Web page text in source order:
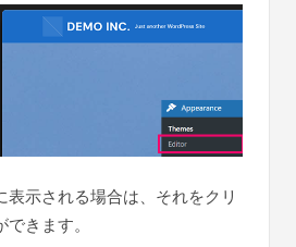
表示される場合は、それをクリ
きます。